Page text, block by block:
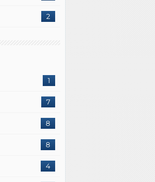
2
1
7
8
8
4